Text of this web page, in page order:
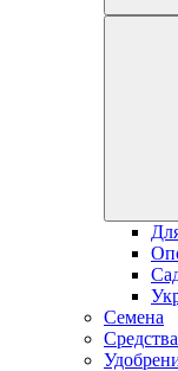
Семена